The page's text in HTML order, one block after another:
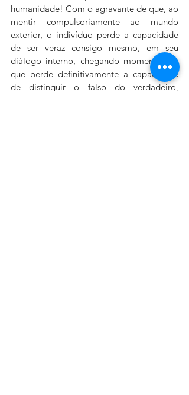
humanidade! Com o agravante de que, ao
mentir compulsoriamente ao mundo
exterior, o indivíduo perde a capacidade
de ser veraz consigo mesmo, em seu
diálogo interno, chegando momento em
que perde definitivamente a capacidade
de distinguir o falso do verdadeiro,